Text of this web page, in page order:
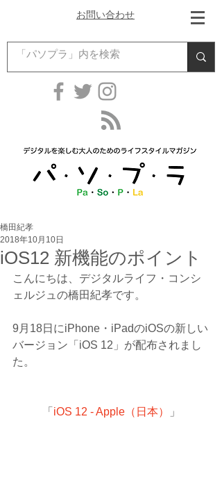
お問い合わせ
iOS12 新機能のポイント
橋田紀孝
2018年10月10日
こんにちは、デジタルライフ・コンシ
ェルジュの橋田紀孝です。
9月18日にiPhone・iPadのiOSの新しい
バージョン「iOS 12」が配布されまし
た。
「 iOS 12 - Apple（日本） 」